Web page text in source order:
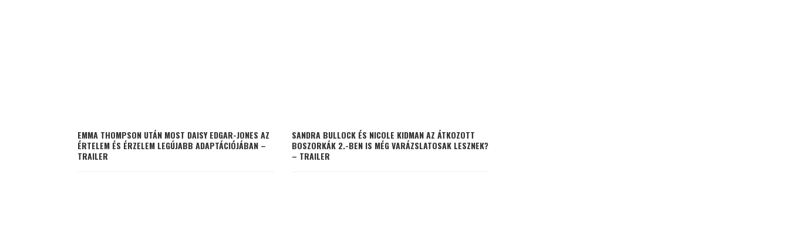
EMMA THOMPSON UTÁN MOST DAISY EDGAR-JONES AZ
ÉRTELEM ÉS ÉRZELEM LEGÚJABB ADAPTÁCIÓJÁBAN –
TRAILER
SANDRA BULLOCK ÉS NICOLE KIDMAN AZ ÁTKOZOTT
BOSZORKÁK 2.-BEN IS MÉG VARÁZSLATOSAK LESZNEK?
– TRAILER